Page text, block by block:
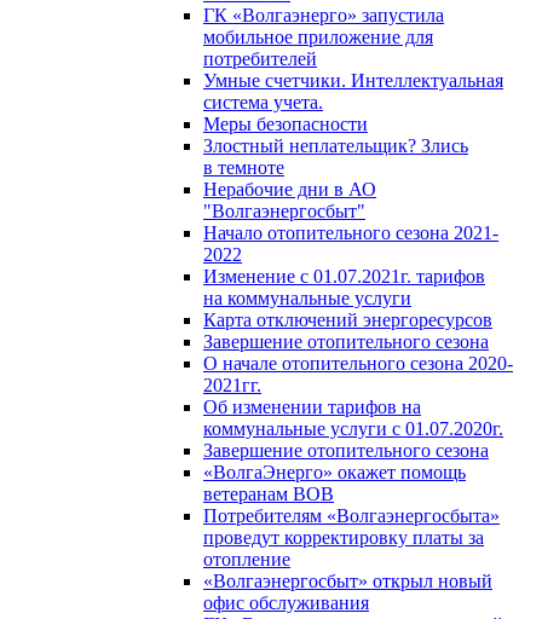
ГК «Волгаэнерго» запустила
мобильное приложение для
потребителей
Умные счетчики. Интеллектуальная
система учета.
Меры безопасности
Злостный неплательщик? Злись
в темноте
Нерабочие дни в АО
"Волгаэнергосбыт"
Начало отопительного сезона 2021-
2022
Изменение с 01.07.2021г. тарифов
на коммунальные услуги
Карта отключений энергоресурсов
Завершение отопительного сезона
О начале отопительного сезона 2020-
2021гг.
Об изменении тарифов на
коммунальные услуги с 01.07.2020г.
Завершение отопительного сезона
«ВолгаЭнерго» окажет помощь
ветеранам ВОВ
Потребителям «Волгаэнергосбыта»
проведут корректировку платы за
отопление
«Волгаэнергосбыт» открыл новый
офис обслуживания